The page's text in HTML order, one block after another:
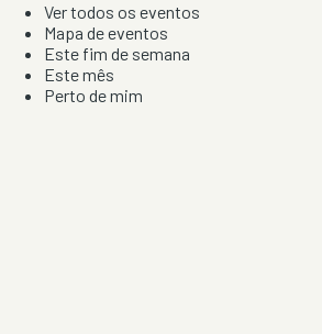
Ver todos os eventos
Mapa de eventos
Este fim de semana
Este mês
Perto de mim